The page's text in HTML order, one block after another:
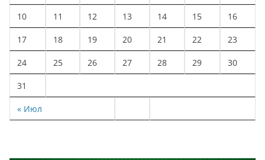
« Июл
10 11 12 13 14 15 16
17 18 19 20 21 22 23
24 25 26 27 28 29 30
31